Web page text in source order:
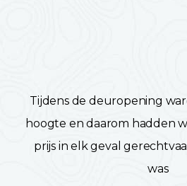
Tijdens de deuropening
hoogte en daarom hadden
prijs in elk geval
was